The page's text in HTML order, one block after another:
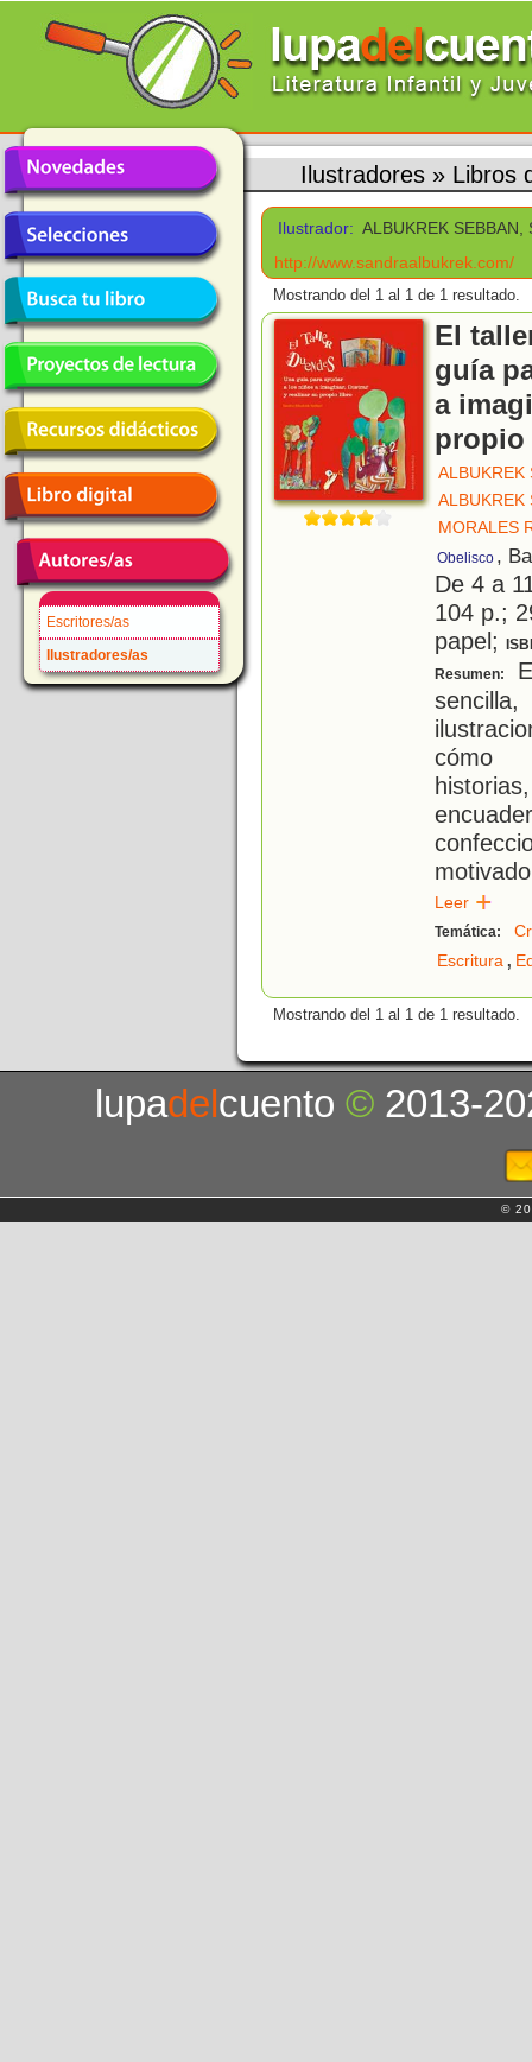
Escritores/as
Ilustradores/as
Ilustradores » Libros
Ilustrador: ALBUKREK SEBBAN,
http://www.sandraalbukrek.com/
Mostrando del 1 al 1 de 1 resultado.
El
guía
a
ALBUKREK
ALBUKREK
MORALES
Obelisco ,
De 4 a
104 p.;
papel;
Resumen:
cómo
Leer
Temática:
Escritura,
Mostrando del 1 al 1 de 1 resultado.
lupadelcuento© 2013-
©